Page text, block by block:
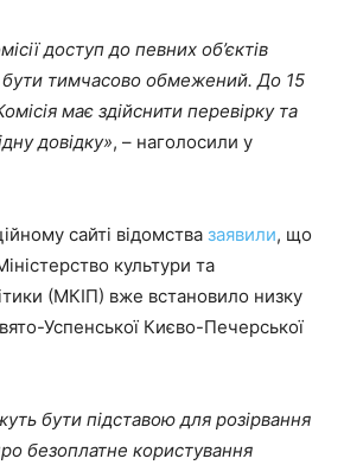
доступ до певних об’єктів
тимчасово обмежений. До 15
має здійснити перевірку та
довідку», – наголосили у
сайті відомства заявили, що
культури та
(МКІП) вже встановило низку
Успенської Києво-Печерської
бути підставою для розірвання
безоплатне користування